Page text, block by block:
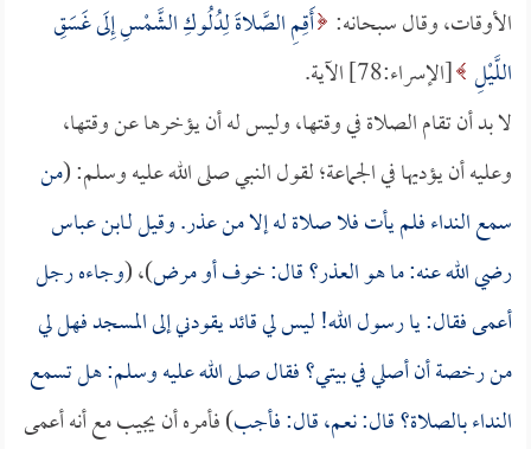
الأوقات، وقال سبحانه: أَقِمِ الصَّلاةَ لِدُلُوكِ الشَّمْسِ إِلَى غَسَقِ
اللَّيْلِ [الإسراء:78] الآية.
لا بد أن تقام الصلاة في وقتها، وليس له أن يؤخرها عن وقتها،
وعليه أن يؤديها في الجماعة؛ لقول النبي صلى الله عليه وسلم: (من
سمع النداء فلم يأت فلا صلاة له إلا من عذر. وقيل لـابن عباس
رضي الله عنه: ما هو العذر؟ قال: خوف أو مرض)، (وجاءه رجل
أعمى فقال: يا رسول الله! ليس لي قائد يقودني إلى المسجد فهل لي
من رخصة أن أصلي في بيتي؟ فقال صلى الله عليه وسلم: هل تسمع
النداء بالصلاة؟ قال: نعم، قال: فأجب) فأمره أن يجيب مع أنه أعمى